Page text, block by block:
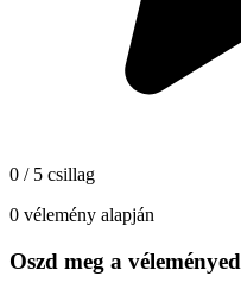
0 / 5 csillag
0 vélemény alapján
Oszd meg a véleményed